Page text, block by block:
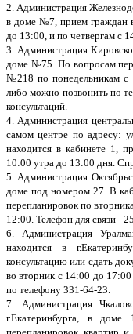
2. Администрация
в доме №7, прием граждан
до 13:00, и по четвергам с
3. Администрация
доме №75. По вопросам
№218 по понедельникам с
либо можно позвонить по
консультаций.
4. Администрация
самом центре по адресу:
находится в кабинете 1,
10:00 утра до 13:00 дня.
5. Администрация
доме под номером 27. В
перепланировок по
12:00. Телефон для связи -
6. Администрация
находится в
консультацию или сдать
во вторник с 14:00 до
по телефону 331-64-23.
7. Администрация
г.Екатеринбурга, в